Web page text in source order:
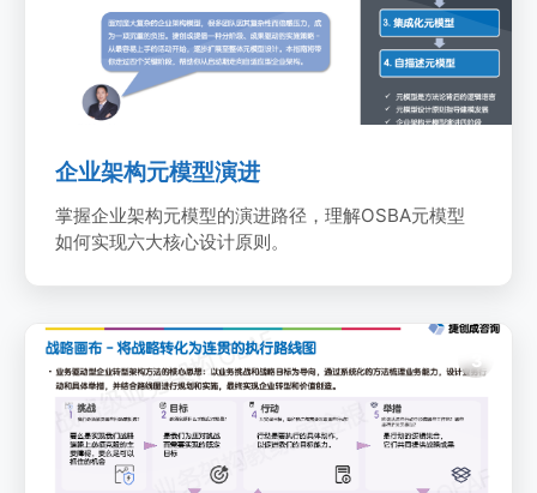
企业架构元模型演进
掌握企业架构元模型的演进路径，理解OSBA元模型
如何实现六大核心设计原则。
战略层模型设计
3